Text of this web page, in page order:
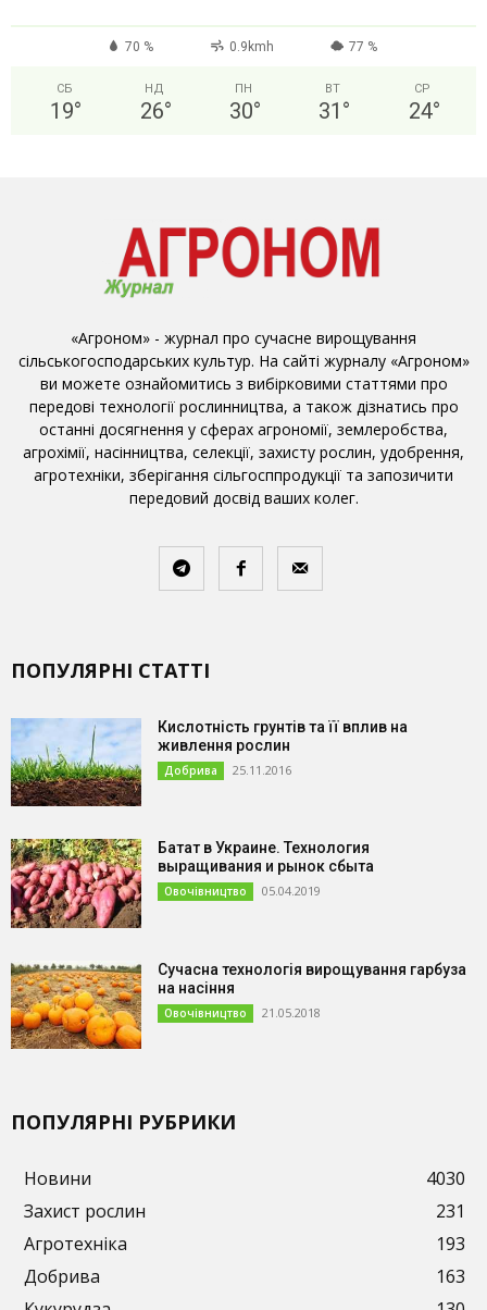
70 % 0.9kmh 77 %
СБ
19°
НД
26°
ПН
30°
ВТ
31 °
СР
24°
«Агроном» - журнал про сучасне вирощування
сільськогосподарських культур. На сайті журналу «Агроном»
ви можете ознайомитись з вибірковими статтями про
передові технології рослинництва, а також дізнатись про
останні досягнення у сферах агрономії, землеробства,
агрохімії, насінництва, селекції, захисту рослин, удобрення,
агротехніки, зберігання сільгосппродукції та запозичити
передовий досвід ваших колег.
ПОПУЛЯРНІ СТАТТІ
Кислотність грунтів та її вплив на
живлення рослин
Добрива 25.11.2016
Батат в Украине. Технология
выращивания и рынок сбыта
Овочівництво 05.04.2019
Сучасна технологія вирощування гарбуза
на насіння
Овочівництво 21.05.2018
ПОПУЛЯРНІ РУБРИКИ
Новини
4030
Захист рослин
231
Агротехніка
193
Добрива
163